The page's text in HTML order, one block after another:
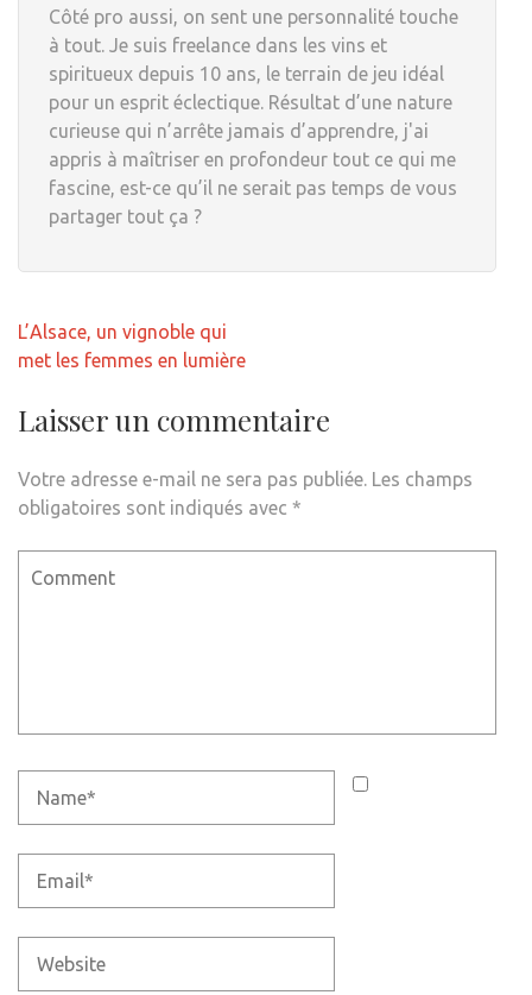
Côté pro aussi, on sent une personnalité touche
à tout. Je suis freelance dans les vins et
spiritueux depuis 10 ans, le terrain de jeu idéal
pour un esprit éclectique. Résultat d’une nature
curieuse qui n’arrête jamais d’apprendre, j'ai
appris à maîtriser en profondeur tout ce qui me
fascine, est-ce qu’il ne serait pas temps de vous
partager tout ça ?
Navigation
de
L’Alsace, un vignoble qui
met les femmes en lumière
Laisser un commentaire
Votre adresse e-mail ne sera pas publiée. Les champs
obligatoires sont indiqués avec *